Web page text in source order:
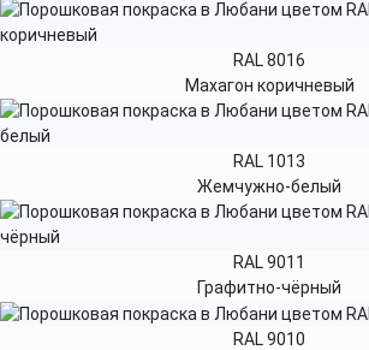
RAL 8016
Махагон коричневый
RAL 1013
Жемчужно-белый
RAL 9011
Графитно-чёрный
RAL 9010